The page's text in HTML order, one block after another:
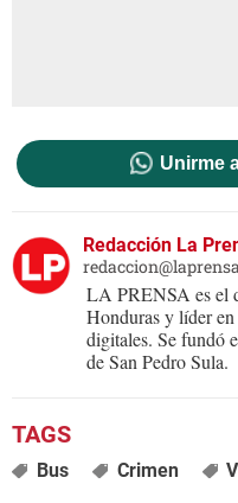
Unirme
Redacción La
LA PRENSA es el
Honduras y líder en
digitales. Se fundó
de San Pedro Sula.
Bus Crimen